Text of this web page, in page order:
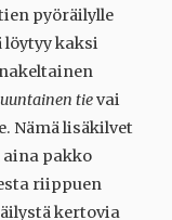
pyöräilylle
kaksi
tievai
Nämä lisäkilvet
aina pakko
riippuen
kertovia